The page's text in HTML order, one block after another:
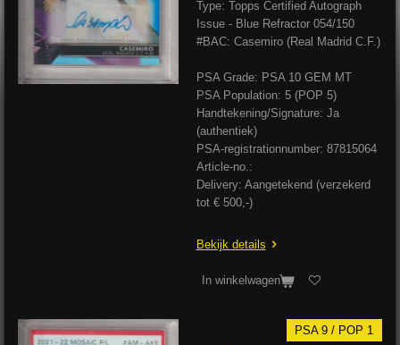
Type: Topps Certified Autograph
Issue - Blue Refractor 054/150
#BAC: Casemiro (Real Madrid C.F.)
PSA Grade: PSA 10 GEM MT
PSA Population: 5 (POP 5)
Handtekening/Signature: Ja
(authentiek)
PSA-registrationnumber: 87815064
Article-no.:
Delivery: Aangetekend (verzekerd
tot € 500,-)
Bekijk details
In winkelwagen
PSA 9 / POP 1